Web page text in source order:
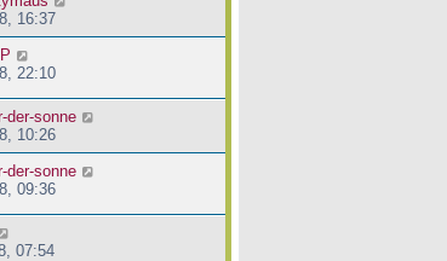
16:37
22:10
der-sonne
10:26
der-sonne
09:36
07:54